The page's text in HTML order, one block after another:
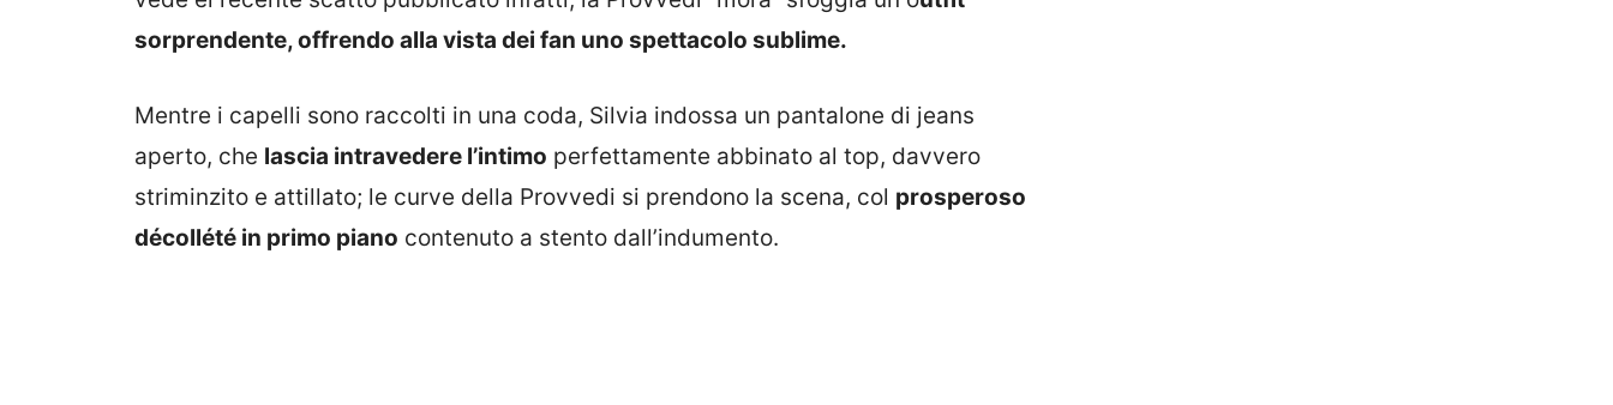
sorprendente, offrendo alla vista dei fan uno spettacolo sublime.
Mentre i capelli sono raccolti in una coda, Silvia indossa un pantalone di jeans
aperto, che lascia intravedere l’intimo perfettamente abbinato al top, davvero
striminzito e attillato; le curve della Provvedi si prendono la scena, col prosperoso
décollété in primo piano contenuto a stento dall’indumento.